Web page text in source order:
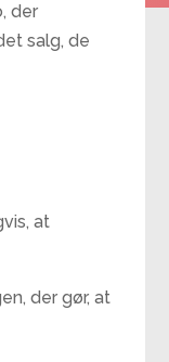
der
salg, de
at
der gør, at